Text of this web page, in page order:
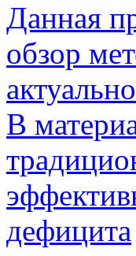
Данная
обзор
В
дефицита